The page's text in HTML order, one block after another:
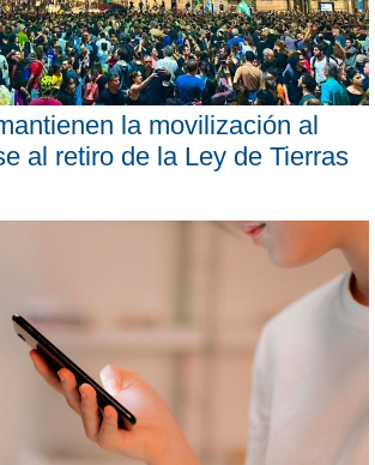
la movilización al
al retiro de la Ley de Tierras